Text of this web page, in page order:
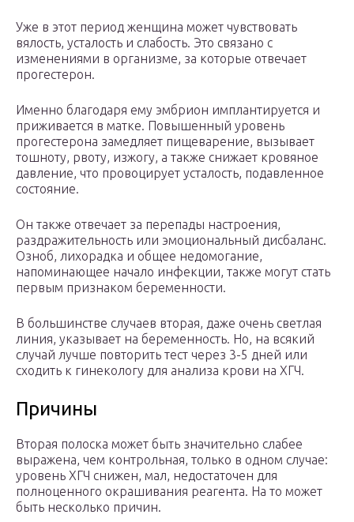
Уже в этот период женщина может чувствовать
вялость, усталость и слабость. Это связано с
изменениями в организме, за которые отвечает
прогестерон.
Именно благодаря ему эмбрион имплантируется и
приживается в матке. Повышенный уровень
прогестерона замедляет пищеварение, вызывает
тошноту, рвоту, изжогу, а также снижает кровяное
давление, что провоцирует усталость, подавленное
состояние.
Он также отвечает за перепады настроения,
раздражительность или эмоциональный дисбаланс.
Озноб, лихорадка и общее недомогание,
напоминающее начало инфекции, также могут стать
первым признаком беременности.
В большинстве случаев вторая, даже очень светлая
линия, указывает на беременность. Но, на всякий
случай лучше повторить тест через 3-5 дней или
сходить к гинекологу для анализа крови на ХГЧ.
Причины
Вторая полоска может быть значительно слабее
выражена, чем контрольная, только в одном случае:
уровень ХГЧ снижен, мал, недостаточен для
полноценного окрашивания реагента. На то может
быть несколько причин.